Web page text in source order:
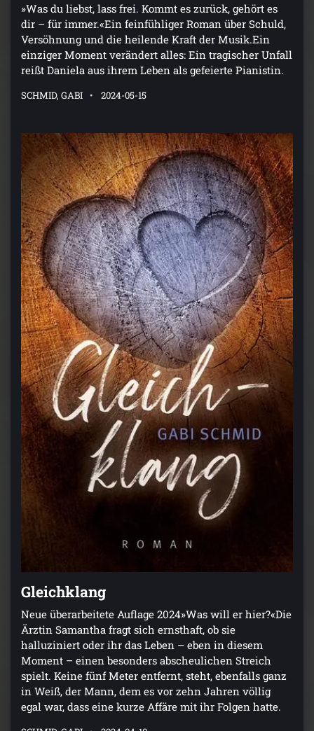
»Was du liebst, lass frei. Kommt es zurück, gehört es
dir – für immer.«Ein feinfühliger Roman über Schuld,
Versöhnung und die heilende Kraft der Musik.Ein
einziger Moment verändert alles: Ein tragischer Unfall
reißt Daniela aus ihrem Leben als gefeierte Pianistin.
SCHMID, GABI 2024-05-15
Gleichklang
Neue überarbeitete Auflage 2024»Was will er hier?«Die
Ärztin Samantha fragt sich ernsthaft, ob sie
halluziniert oder ihr das Leben – eben in diesem
Moment – einen besonders abscheulichen Streich
spielt. Keine fünf Meter entfernt, steht, ebenfalls ganz
in Weiß, der Mann, dem es vor zehn Jahren völlig
egal war, dass eine kurze Affäre mit ihr Folgen hatte.